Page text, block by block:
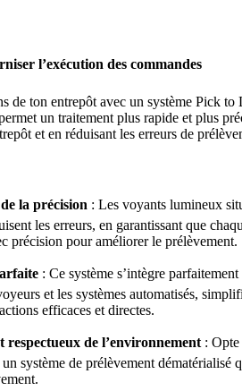
l’exécution des commandes
de ton entrepôt avec un système Pick
un traitement plus rapide et plus
et en réduisant les erreurs de
la précision : Les voyants lumineux
les erreurs, en garantissant que
précision pour améliorer le prélèvement.
: Ce système s’intègre
et les systèmes automatisés,
efficaces et directes.
respectueux de l’environnement :
système de prélèvement dématérialisé